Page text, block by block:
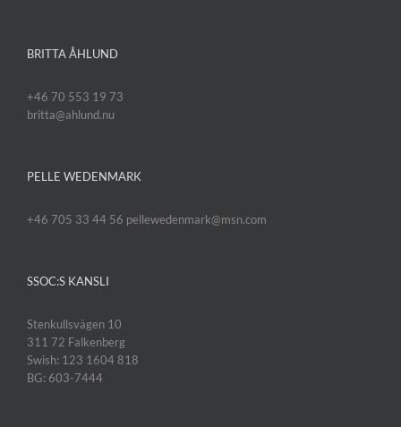
BRITTA ÅHLUND
+46 70 553 19 73
britta@ahlund.nu
PELLE WEDENMARK
+46 705 33 44 56 pellewedenmark@msn.com
SSOC:S KANSLI
Stenkullsvägen 10
311 72 Falkenberg
Swish: 123 1604 818
BG: 603-7444